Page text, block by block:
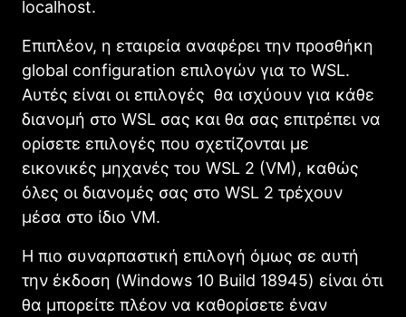
localhost.
Επιπλέον, η εταιρεία αναφέρει την προσθήκη
global configuration επιλογών για το WSL.
Αυτές είναι οι επιλογές θα ισχύουν για κάθε
διανομή στο WSL σας και θα σας επιτρέπει να
ορίσετε επιλογές που σχετίζονται με
εικονικές μηχανές του WSL 2 (VM), καθώς
όλες οι διανομές σας στο WSL 2 τρέχουν
μέσα στο ίδιο VM.
Η πιο συναρπαστική επιλογή όμως σε αυτή
την έκδοση (Windows 10 Build 18945) είναι ότι
θα μπορείτε πλέον να καθορίσετε έναν